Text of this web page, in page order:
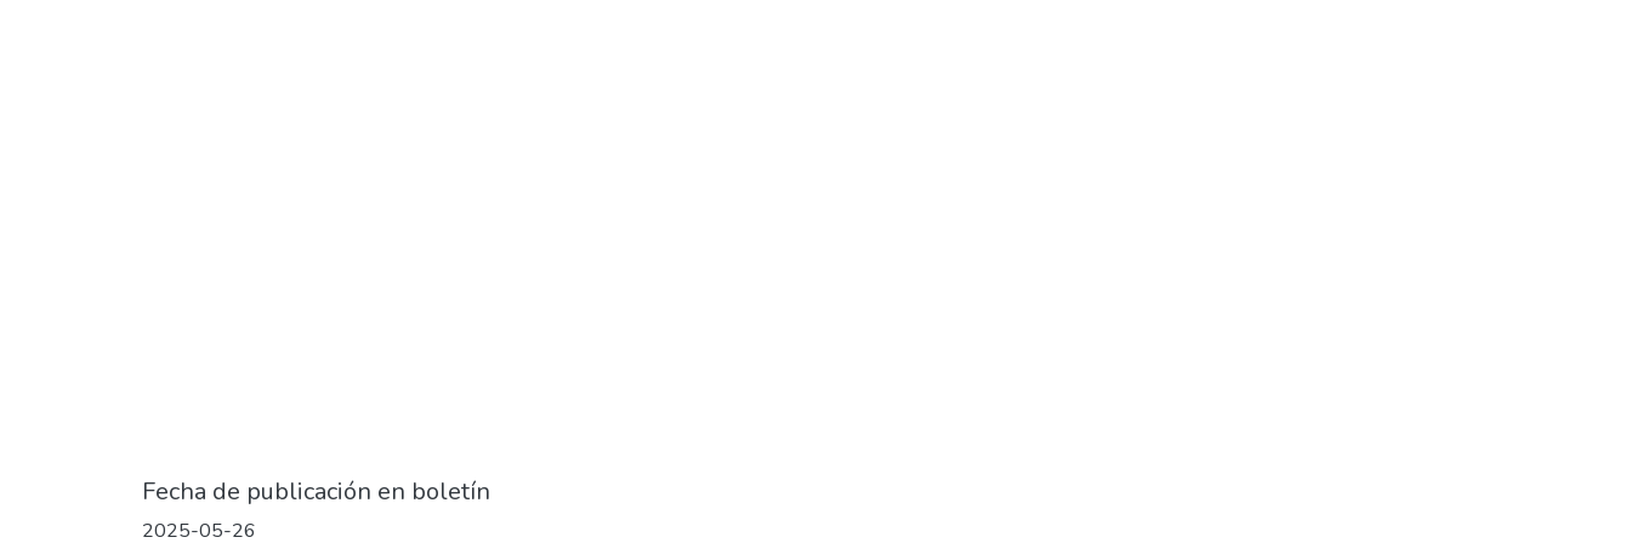
Fecha de publicación en boletín
2025-05-26